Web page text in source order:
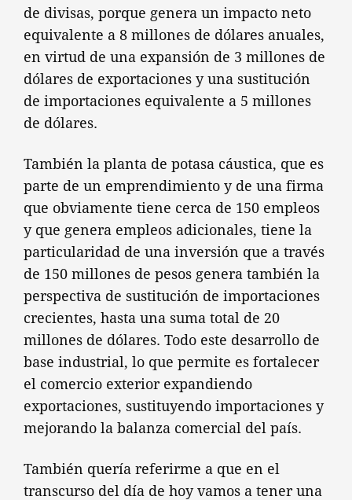
de divisas, porque genera un impacto neto
equivalente a 8 millones de dólares anuales,
en virtud de una expansión de 3 millones de
dólares de exportaciones y una sustitución
de importaciones equivalente a 5 millones
de dólares.
También la planta de potasa cáustica, que es
parte de un emprendimiento y de una firma
que obviamente tiene cerca de 150 empleos
y que genera empleos adicionales, tiene la
particularidad de una inversión que a través
de 150 millones de pesos genera también la
perspectiva de sustitución de importaciones
crecientes, hasta una suma total de 20
millones de dólares. Todo este desarrollo de
base industrial, lo que permite es fortalecer
el comercio exterior expandiendo
exportaciones, sustituyendo importaciones y
mejorando la balanza comercial del país.
También quería referirme a que en el
transcurso del día de hoy vamos a tener una